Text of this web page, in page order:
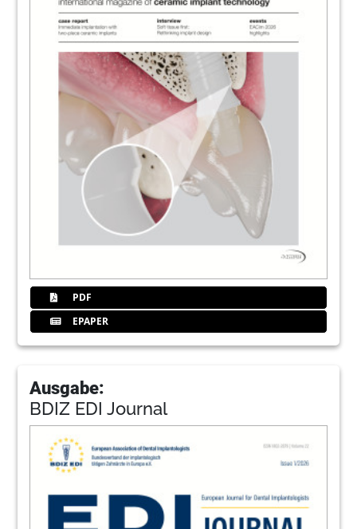
PDF
EPAPER
Ausgabe:
BDIZ EDI Journal